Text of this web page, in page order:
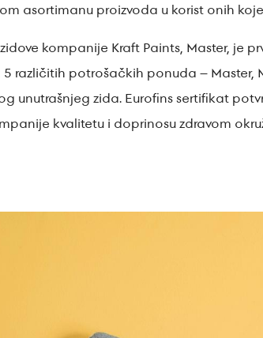
asortimanu proizvoda u korist onih
kompanije Kraft Paints, Master, je
različitih potrošačkih ponuda – Master,
unutrašnjeg zida. Eurofins sertifikat
kvalitetu i doprinosu zdravom